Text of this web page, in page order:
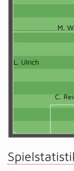
M.
L. Ulrich
C.